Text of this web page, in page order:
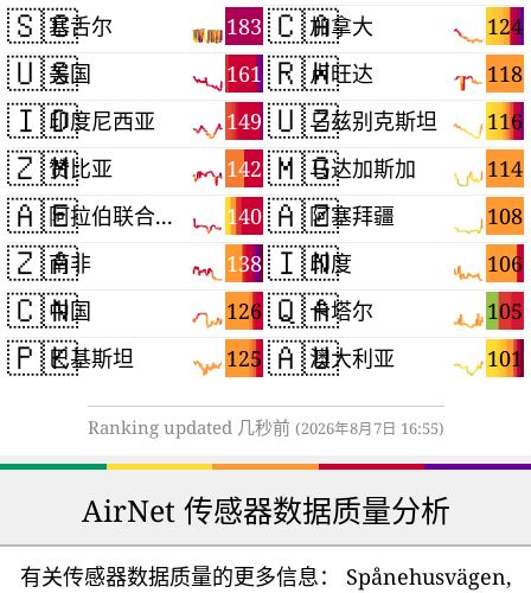
🇸🇨 183
塞舌尔
🇺🇸 161
美国
🇮🇩 149
印度尼西亚
🇿🇲 142
赞比亚
🇦🇪 140
阿拉伯联合酋长国
🇿🇦 138
南非
🇨🇳 126
中国
🇵🇰 125
巴基斯坦
🇨🇦 124
加拿大
🇷🇼 118
卢旺达
🇺🇿 116
乌兹别克斯坦
🇲🇬 114
马达加斯加
🇦🇿 108
阿塞拜疆
🇮🇳 106
印度
🇶🇦 105
卡塔尔
🇦🇺 101
澳大利亚
Ranking updated 几秒前 (2026年8月7日 16:55)
AirNet 传感器数据质量分析
有关传感器数据质量的更多信息：
Spånehusvägen,